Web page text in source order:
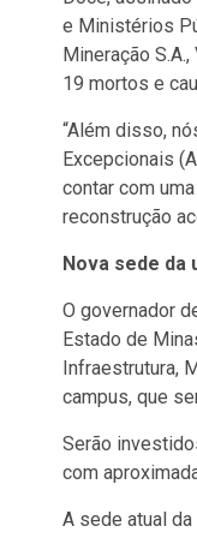
e Ministérios
Mineração
19 mortos e
“Além disso,
Excepcionais
contar com
reconstrução
Nova sede da
O governador
Estado de
Infraestrutura,
campus, que
Serão
com
A sede atual